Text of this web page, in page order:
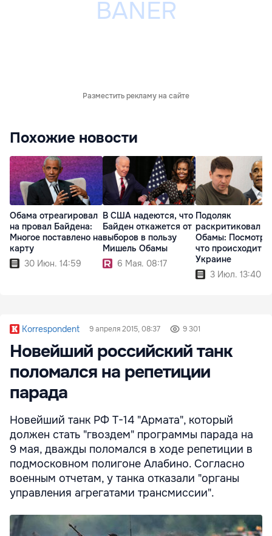
Разместить рекламу на сайте
Похожие новости
Обама отреагировал
на провал Байдена:
Многое поставлено на
карту
30 Июн. 14:59
В США надеются, что
Байден откажется от
выборов в пользу
Мишель Обамы
6 Мая. 08:17
Подоляк
раскритиковал
Обамы:
что происходит в
Украине
3 Июл. 13:40
Korrespondent 9 апреля 2015, 08:37 9 301
Новейший российский танк
поломался на репетиции
парада
Новейший танк РФ Т-14 "Армата", который
должен стать "гвоздем" программы парада на
9 мая, дважды поломался в ходе репетиции в
подмосковном полигоне Алабино. Согласно
военным отчетам, у танка отказали "органы
управления агрегатами трансмиссии".